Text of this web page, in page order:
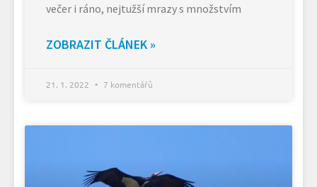
večer i ráno, nejtužší mrazy s množstvím
ZOBRAZIT ČLÁNEK »
21. 1. 2022 7 komentářů